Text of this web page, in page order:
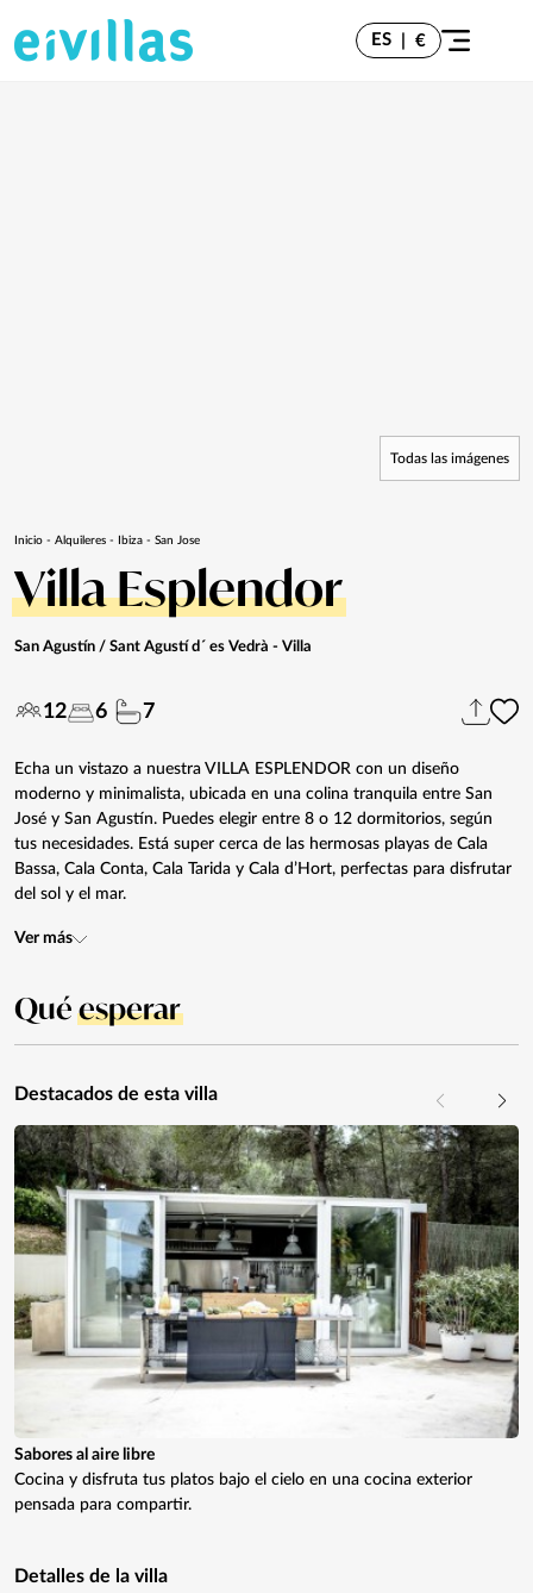
ES €
Todas las imágenes
Inicio - Alquileres - Ibiza - San Jose
Villa Esplendor
San Agustín / Sant Agustí d´ es Vedrà - Villa
12 6 7
Echa un vistazo a nuestra VILLA ESPLENDOR con un diseño
moderno y minimalista, ubicada en una colina tranquila entre San
José y San Agustín. Puedes elegir entre 8 o 12 dormitorios, según
tus necesidades. Está super cerca de las hermosas playas de Cala
Bassa, Cala Conta, Cala Tarida y Cala d’Hort, perfectas para disfrutar
del sol y el mar.
Ver más
Quéesperar
Destacados de esta villa
Sabores al aire libre
Cocina y disfruta tus platos bajo el cielo en una cocina exterior
pensada para compartir.
Detalles de la villa